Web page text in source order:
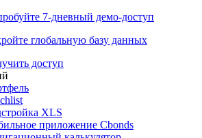
7-дневный демо-доступ
глобальную базу данных
доступ
XLS
приложение Cbonds